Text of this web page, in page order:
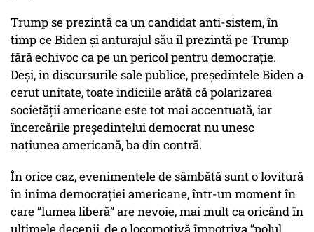
Trump se prezintă ca un candidat anti-sistem, în
timp ce Biden și anturajul său îl prezintă pe Trump
fără echivoc ca pe un pericol pentru democrație.
Deși, în discursurile sale publice, președintele Biden a
cerut unitate, toate indiciile arătă că polarizarea
societății americane este tot mai accentuată, iar
încercările președintelui democrat nu unesc
națiunea americană, ba din contră.
În orice caz, evenimentele de sâmbătă sunt o lovitură
în inima democrației americane, într-un moment în
care ”lumea liberă” are nevoie, mai mult ca oricând în